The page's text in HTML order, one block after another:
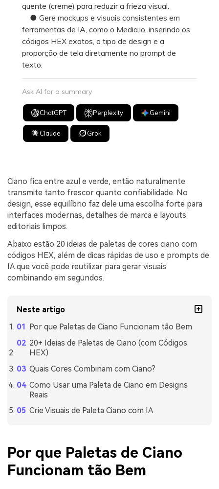
quente (creme) para reduzir a frieza visual.
● Gere mockups e visuais consistentes em
ferramentas de IA, como o Media.io, inserindo os
códigos HEX exatos, o tipo de design e a
proporção de tela diretamente no prompt de
texto.
Ask AI for a summary
ChatGPT Perplexity Gemini
Claude Grok
Ciano fica entre azul e verde, então naturalmente
transmite tanto frescor quanto confiabilidade. No
design, esse equilíbrio faz dele uma escolha forte para
interfaces modernas, detalhes de marca e layouts
editoriais limpos.
Abaixo estão 20 ideias de paletas de cores ciano com
códigos HEX, além de dicas rápidas de uso e prompts de
IA que você pode reutilizar para gerar visuais
combinando em segundos.
Neste artigo
Por que Paletas de Ciano Funcionam tão Bem
20+ Ideias de Paletas de Ciano (com Códigos
HEX)
Quais Cores Combinam com Ciano?
Como Usar uma Paleta de Ciano em Designs
Reais
Crie Visuais de Paleta Ciano com IA
Por que Paletas de Ciano
Funcionam tão Bem